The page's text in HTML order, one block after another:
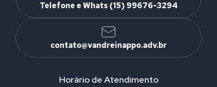
Telefone e Whats (15) 99676-3294
contato@vandreinappo.adv.br
Horário de Atendimento